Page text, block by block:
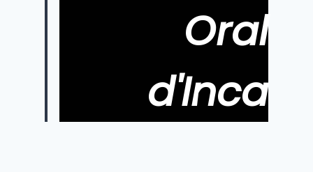
Oral
d'Inca